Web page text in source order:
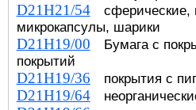
D21H21/54сферические,
микрокапсулы, шарики
D21H19/00 Бумага с
покрытий
D21H19/36 покрытия с
D21H19/64